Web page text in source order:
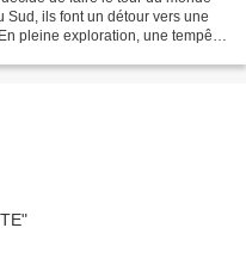
Sud, ils font un détour vers une
pleine exploration, une tempête